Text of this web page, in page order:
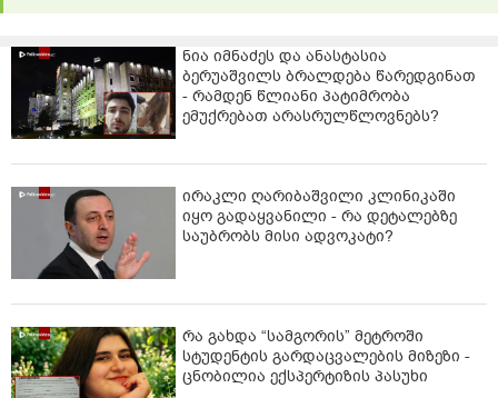
ნია იმნაძეს და ანასტასია
ბერუაშვილს ბრალდება წარედგინათ
- რამდენ წლიანი პატიმრობა
ემუქრებათ არასრულწლოვნებს?
ირაკლი ღარიბაშვილი კლინიკაში
იყო გადაყვანილი - რა დეტალებზე
საუბრობს მისი ადვოკატი?
რა გახდა “სამგორის” მეტროში
სტუდენტის გარდაცვალების მიზეზი -
ცნობილია ექსპერტიზის პასუხი